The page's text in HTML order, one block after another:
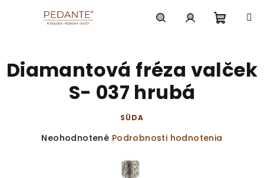
košík
Diamantová fréza valček
S- 037 hrubá
SÜDA
Priemerné
Neohodnotené Podrobnosti hodnotenia